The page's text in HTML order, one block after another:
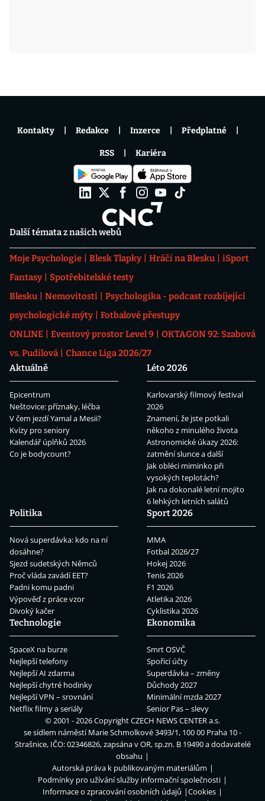
Další témata z našich webů
Moje Psychologie Blesk Tlapky Hráči na Blesku
iSport
Fantasy
Spotřebitelské testy
Blesku
Nemovitosti
Psychologika - podcast rozbíjející
psychologické mýty
Fotbalové přestupy
ONLINE
Eventový prostor Level 9
OKTAGON 92: Szabová
vs. Pudilová
Chance Liga 2026/27
Aktuálně
Epicentrum
Neštovice: příznaky, léčba
V čem jezdí Yamal a Mesii?
Kvízy pro seniory
Kalendář úplňků 2026
Co je bodycount?
Léto 2026
Karlovarský filmový festival
2026
Znamení, že jste potkali
někoho z minulého života
Astronomické úkazy 2026:
zatmění slunce a další
Jak obléci miminko při
vysokých teplotách?
Jak na dokonalé letní mojito
6 lehkých letních salátů
Politika
Nová superdávka: kdo na ní
dosáhne?
Sjezd sudetských Němců
Proč vláda zavádí EET?
Padni komu padni
Výpověď z práce vzor
Divoký kačer
Sport 2026
MMA
Fotbal 2026/27
Hokej 2026
Tenis 2026
F1 2026
Atletika 2026
Cyklistika 2026
Technologie
SpaceX na burze
Nejlepší telefony
Nejlepší AI zdarma
Nejlepší chytré hodinky
Nejlepší VPN – srovnání
Netflix filmy a seriály
Ekonomika
Smrt OSVČ
Spořicí účty
Superdávka – změny
Důchody 2027
Minimální mzda 2027
Senior Pas – slevy
Kontakty Redakce Inzerce Předplatné
RSS Kariéra
© 2001 - 2026 CopyrightCZECH NEWS CENTER a.s.
se sídlem náměstí Marie Schmolkové 3493/1, 100 00 Praha 10 -
Strašnice, IČO: 02346826, zapsána v OR, sp.zn. B 19490 a dodavatelé
obsahu
Autorská práva k publikovaným materiálům
Podmínky pro užívání služby informační společnosti
Informace o zpracování osobních údajů
Cookies